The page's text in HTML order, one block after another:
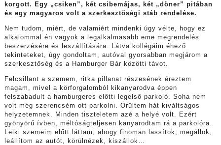
korgott. Egy „csiken”, két csibemájas, két „döner” pitában
és egy magyaros volt a szerkesztőségi stáb rendelése.
Nem tudom, miért, de valamiért mindenki úgy vélte, hogy ez
alkalommal én vagyok a legalkalmasabb eme megrendelés
beszerzésére és leszállítására. Látva kollégáim éhező
tekinteteket, úgy gondoltam, autóval gyorsabban megjárom a
szerkesztőség és a Hamburger Bár közötti távot.
Felcsillant a szemem, ritka pillanat részesének éreztem
magam, mivel a körforgalomból kikanyarodva éppen
felszabadult a hamburgeres előtti legelső parkoló. Soha nem
volt még szerencsém ott parkolni. Örültem hát kiváltságos
helyzetemnek. Minden tiszteletem azé a helyé volt. Ezért
gyönyörű ívben, méltóságteljesen kanyarodtam rá a parkolóra.
Lelki szemeim előtt láttam, ahogy finoman lassítok, megállok,
leállítom az autót, körülnézek, kiszállok…